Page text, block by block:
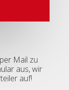
Mail zu
aus, wir
auf!